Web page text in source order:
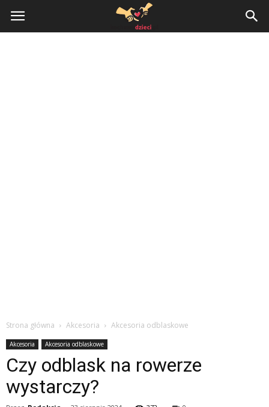
KochamyDzieci.pl
Strona główna Akcesoria Akcesoria odblaskowe
Akcesoria Akcesoria odblaskowe
Czy odblask na rowerze
wystarczy?